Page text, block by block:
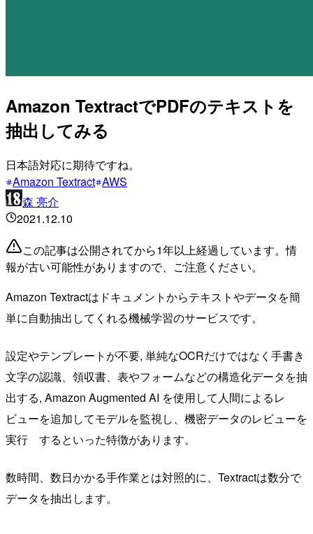
Amazon TextractでPDFのテキストを
抽出してみる
日本語対応に期待ですね。
Amazon Textract AWS
森 亮介
2021.12.10
この記事は公開されてから1年以上経過しています。情
報が古い可能性がありますので、ご注意ください。
Amazon Textractはドキュメントからテキストやデータを簡
単に自動抽出してくれる機械学習のサービスです。
設定やテンプレートが不要, 単純なOCRだけではなく手書き
文字の認識、領収書、表やフォームなどの構造化データを抽
出する, Amazon Augmented AI を使用して人間によるレ
ビューを追加してモデルを監視し、機密データのレビューを
実行 するといった特徴があります。
数時間、数日かかる手作業とは対照的に、Textractは数分で
データを抽出します。